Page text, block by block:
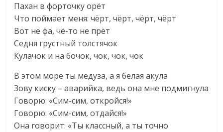
Пахан в форточку орёт
Что поймает меня: чёрт, чёрт, чёрт, чёрт
Вот не фа, чё-то не прёт
Седня грустный толстячок
Кулачок и на бочок, чок, чок, чок
В этом море ты медуза, а я белая акула
Зову киску – аварийка, ведь она мне подмигнула
Говорю: «Сим-сим, откройся!»
Говорю: «Сим-сим, отдайся!»
Она говорит: «Ты классный, а ты точно